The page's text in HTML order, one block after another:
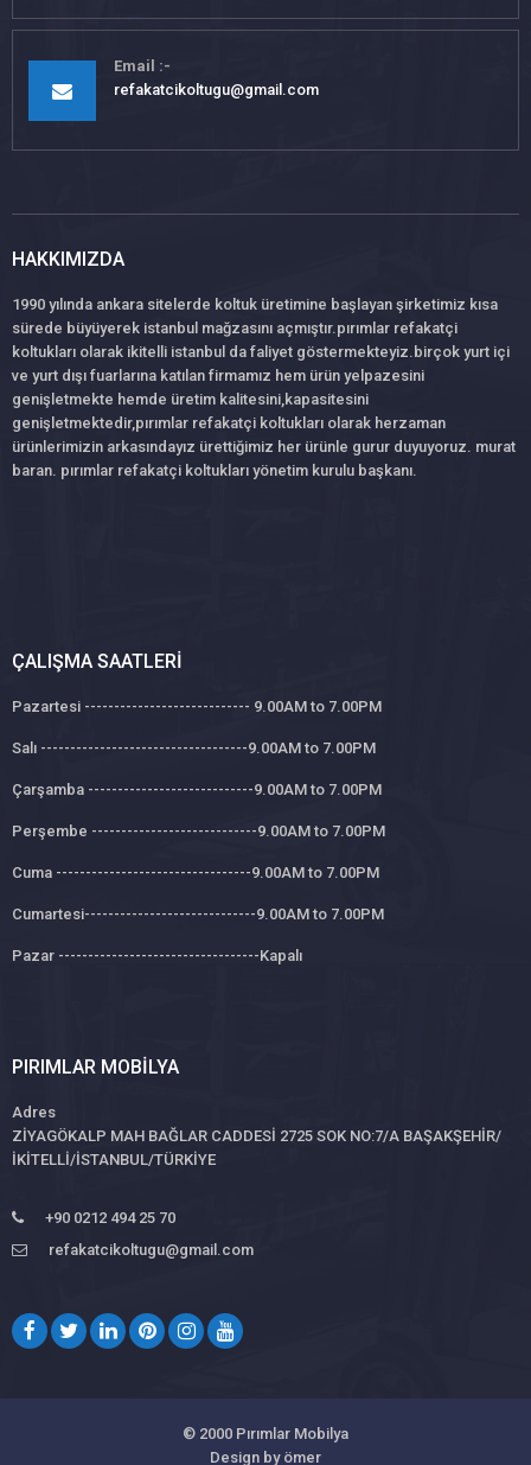
Email
refakatcikoltugu@gmail.com
HAKKIMIZDA
1990 yılında ankara sitelerde koltuk üretimine başlayan şirketimiz kısa
sürede büyüyerek istanbul mağzasını açmıştır.pırımlar refakatçi
koltukları olarak ikitelli istanbul da faliyet göstermekteyiz.birçok yurt içi
ve yurt dışı fuarlarına katılan firmamız hem ürün yelpazesini
genişletmekte hemde üretim kalitesini,kapasitesini
genişletmektedir,pırımlar refakatçi koltukları olarak herzaman
ürünlerimizin arkasındayız ürettiğimiz her ürünle gurur duyuyoruz. murat
baran. pırımlar refakatçi koltukları yönetim kurulu başkanı.
ÇALIŞMA SAATLERI
Pazartesi ---------------------------- 9.00AM to 7.00PM
Salı -----------------------------------9.00AM to 7.00PM
Çarşamba ----------------------------9.00AM to 7.00PM
Perşembe ----------------------------9.00AM to 7.00PM
Cuma ---------------------------------9.00AM to 7.00PM
Cumartesi-----------------------------9.00AM to 7.00PM
Pazar ----------------------------------Kapalı
PIRIMLAR MOBILYA
Adres
ZİYAGÖKALP MAH BAĞLAR CADDESİ 2725 SOK NO:7/A BAŞAKŞEHİR/
İKİTELLİ/İSTANBUL/TÜRKİYE
+90 0212 494 25 70
refakatcikoltugu@gmail.com
© 2000 Pırımlar Mobilya
Design by ömer